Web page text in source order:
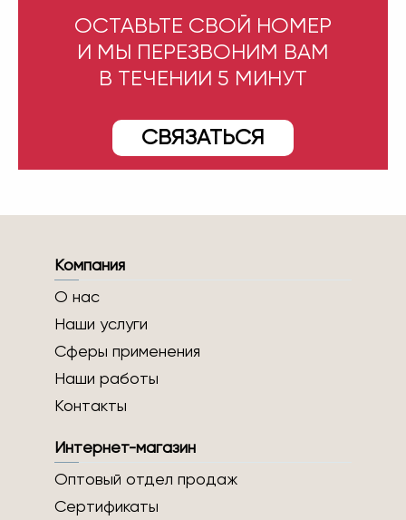
ОСТАВЬТЕ СВОЙ НОМЕР
И МЫ ПЕРЕЗВОНИМ ВАМ
В ТЕЧЕНИИ 5 МИНУТ
СВЯЗАТЬСЯ
Компания
О нас
Наши услуги
Сферы применения
Наши работы
Контакты
Интернет-магазин
Оптовый отдел продаж
Сертификаты